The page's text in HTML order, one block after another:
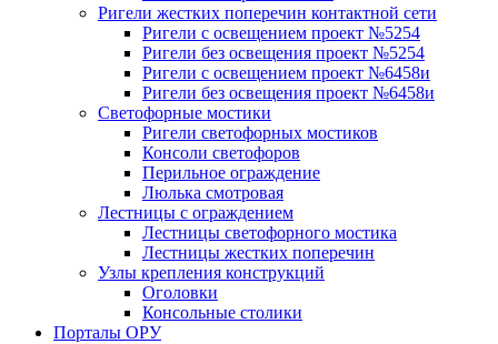
Ригели жестких поперечин контактной сети
Ригели с освещением проект №5254
Ригели без освещения проект №5254
Ригели с освещением проект №6458и
Ригели без освещения проект №6458и
Светофорные мостики
Ригели светофорных мостиков
Консоли светофоров
Перильное ограждение
Люлька смотровая
Лестницы с ограждением
Лестницы светофорного мостика
Лестницы жестких поперечин
Узлы крепления конструкций
Оголовки
Консольные столики
Порталы ОРУ